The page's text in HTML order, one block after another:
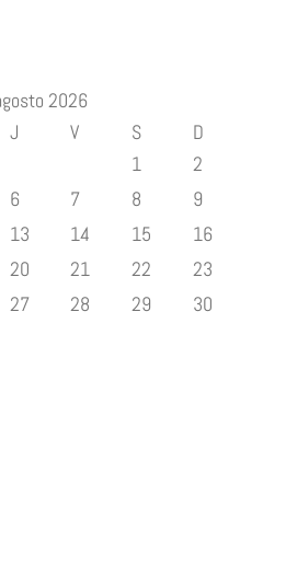
2026
J V S
D
1
2
6 7 8
9
13 14 15
16
20 21 22
23
27 28 29
30